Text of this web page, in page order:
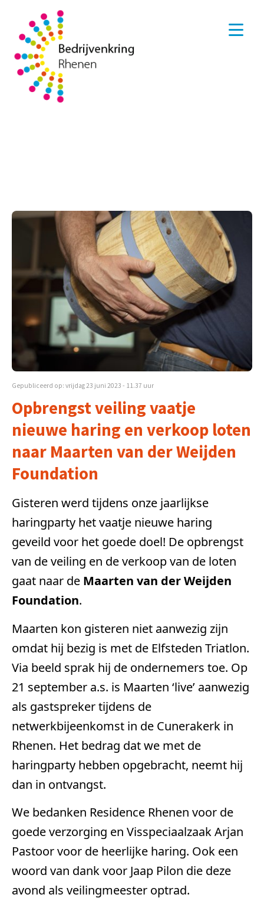
Gepubliceerd op: vrijdag 23 juni 2023 - 11.37 uur
Opbrengst veiling vaatje
nieuwe haring en verkoop loten
naar Maarten van der Weijden
Foundation
Gisteren werd tijdens onze jaarlijkse
haringparty het vaatje nieuwe haring
geveild voor het goede doel! De opbrengst
van de veiling en de verkoop van de loten
gaat naar de Maarten van der Weijden
Foundation.
Maarten kon gisteren niet aanwezig zijn
omdat hij bezig is met de Elfsteden Triatlon.
Via beeld sprak hij de ondernemers toe. Op
21 september a.s. is Maarten ‘live’ aanwezig
als gastspreker tijdens de
netwerkbijeenkomst in de Cunerakerk in
Rhenen. Het bedrag dat we met de
haringparty hebben opgebracht, neemt hij
dan in ontvangst.
We bedanken Residence Rhenen voor de
goede verzorging en Visspeciaalzaak Arjan
Pastoor voor de heerlijke haring. Ook een
woord van dank voor Jaap Pilon die deze
avond als veilingmeester optrad.